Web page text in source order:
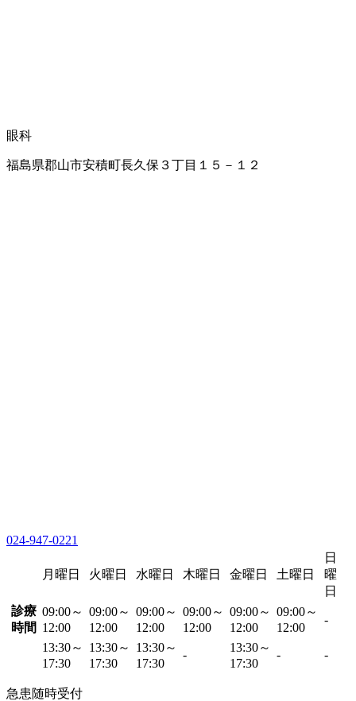
眼科
福島県郡山市安積町長久保３丁目１５－１２
024-947-0221
月曜日 火曜日 水曜日 木曜日 金曜日 土曜日
日
曜
日
診療
時間
09:00～
12:00
09:00～
12:00
09:00～
12:00
09:00～
12:00
09:00～
12:00
09:00～
12:00
-
13:30～
17:30
13:30～
17:30
13:30～
17:30
-
13:30～
17:30
- -
急患随時受付